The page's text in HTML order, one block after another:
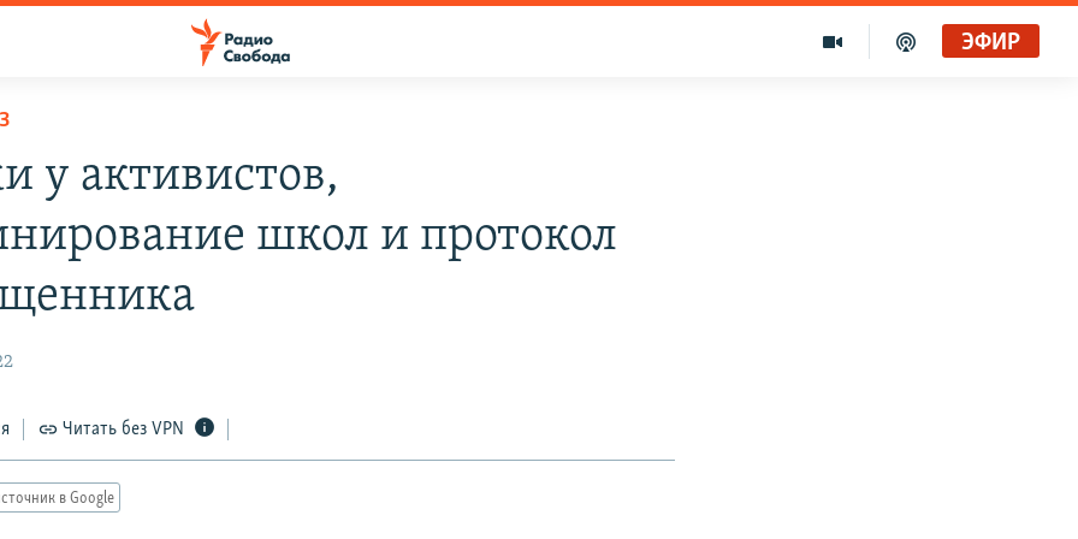
ЭФИР
у активистов,
школ и протокол
Читать без VPN
в Google